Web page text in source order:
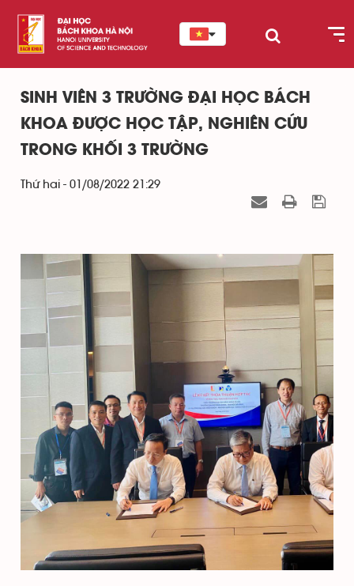
SINH VIÊN 3 TRƯỜNG ĐẠI HỌC BÁCH
KHOA ĐƯỢC HỌC TẬP, NGHIÊN CỨU
TRONG KHỐI 3 TRƯỜNG
Thứ hai - 01/08/2022 21:29